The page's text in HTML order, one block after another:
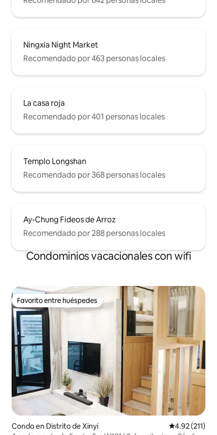
Ningxia Night Market
Recomendado por 463 personas locales
La casa roja
Recomendado por 401 personas locales
Templo Longshan
Recomendado por 368 personas locales
Ay-Chung Fideos de Arroz
Recomendado por 288 personas locales
Condominios vacacionales con wifi
Favorito entre huéspedes
Favorito entre huéspedes
Condo en Distrito de Xinyi Calificación
4.92 (211)